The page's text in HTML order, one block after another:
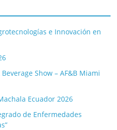
e Innovación en
Show – AF&B Miami
Ecuador 2026
de Enfermedades